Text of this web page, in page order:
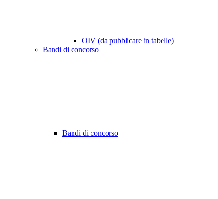
OIV (da pubblicare in tabelle)
Bandi di concorso
Bandi di concorso